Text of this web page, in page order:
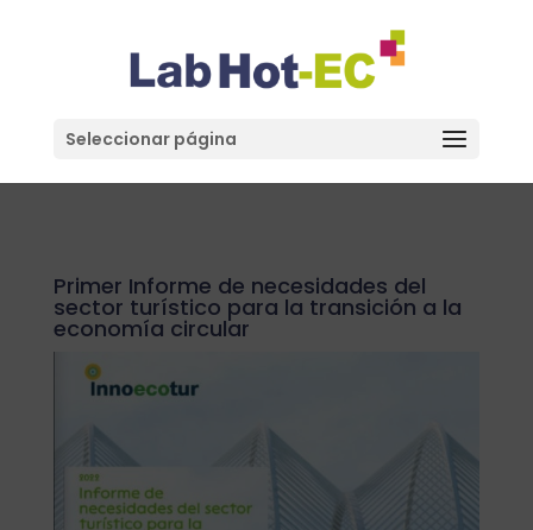
Seleccionar página
Primer Informe de necesidades del
sector turístico para la transición a la
economía circular